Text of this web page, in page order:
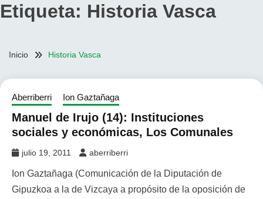
Etiqueta: Historia Vasca
Inicio Historia Vasca
Aberriberri Ion Gaztañaga
Manuel de Irujo (14): Instituciones
sociales y económicas, Los Comunales
julio 19, 2011 aberriberri
Ion Gaztañaga (Comunicación de la Diputación de
Gipuzkoa a la de Vizcaya a propósito de la oposición de